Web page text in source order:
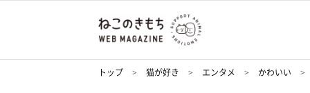
トップ 猫が好き エンタメ かわいい